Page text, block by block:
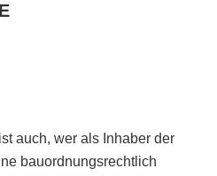
auch, wer als Inhaber der
bauordnungsrechtlich